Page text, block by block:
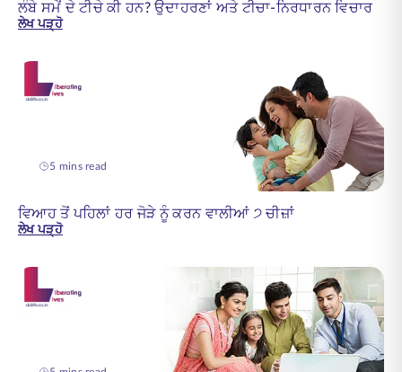
ਲੰਬੇ ਸਮੇਂ ਦੇ ਟੀਚੇ ਕੀ ਹਨ? ਉਦਾਹਰਣਾਂ ਅਤੇ ਟੀਚਾ-ਨਿਰਧਾਰਨ ਵਿਚਾਰ
ਲੇਖ ਪੜ੍ਹੋ
5 mins read
ਵਿਆਹ ਤੋਂ ਪਹਿਲਾਂ ਹਰ ਜੋੜੇ ਨੂੰ ਕਰਨ ਵਾਲੀਆਂ ੭ ਚੀਜ਼ਾਂ
ਲੇਖ ਪੜ੍ਹੋ